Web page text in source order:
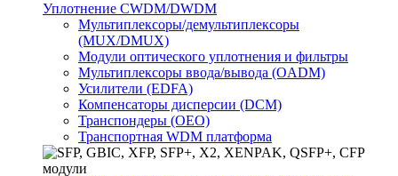
Уплотнение CWDM/DWDM
Мультиплексоры/демультиплексоры
(MUX/DMUX)
Модули оптического уплотнения и фильтры
Мультиплексоры ввода/вывода (OADM)
Усилители (EDFA)
Компенсаторы дисперсии (DCM)
Транспондеры (OEO)
Транспортная WDM платформа